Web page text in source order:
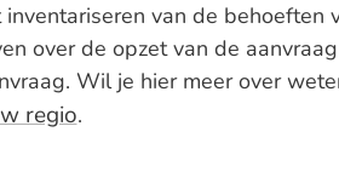
van de behoeften
over de opzet van de
Wil je hier meer over
regio.